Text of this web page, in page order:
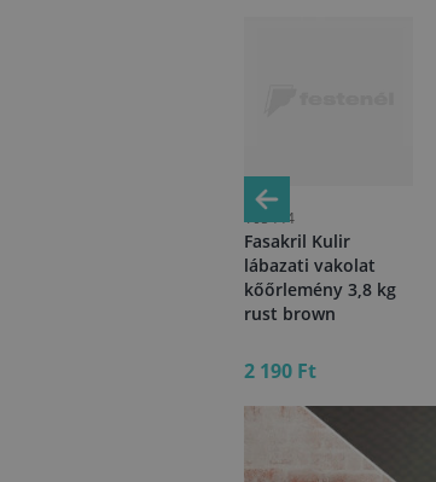
105444
Fasakril Kulir
lábazati vakolat
kőőrlemény 3,8 kg
rust brown
2 190 Ft